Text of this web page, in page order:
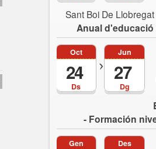
Sant Boi De Llobregat
Anual d'educació
Ds
Oct
24
Dg
Jun
27
- Formación
Gen Des